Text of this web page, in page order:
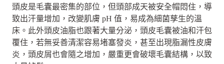
頭皮是毛囊最密集的部位，但頭部成天被安全帽悶住，導
致出汗量增加，改變肌膚 pH 值，易成為細菌孳生的溫
床。此外頭皮油脂也跟著大量分泌，頭皮毛囊被油和汗包
覆住，若無妥善清潔容易堵塞發炎，甚至出現脂漏性皮膚
炎，頭皮屑也會隨之增加，嚴重更會破壞毛囊結構，以致